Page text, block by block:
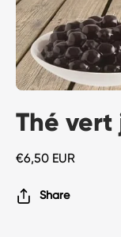
Thé vert
€6,50 EUR
Share